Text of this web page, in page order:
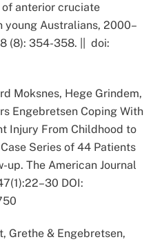
of anterior cruciate
Australians, 2000–
(8): 354-358. || doi:
Moksnes, Hege Grindem,
Engebretsen Coping With
Injury From Childhood to
Series of 44 Patients
up. The American Journal
DOI:
Grethe & Engebretsen,